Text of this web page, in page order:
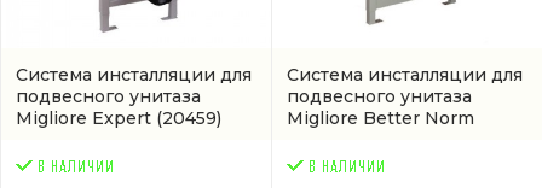
Система инсталляции для
подвесного унитаза
Migliore Expert (20459)
Система инсталляции для
подвесного унитаза
Migliore Better Norm